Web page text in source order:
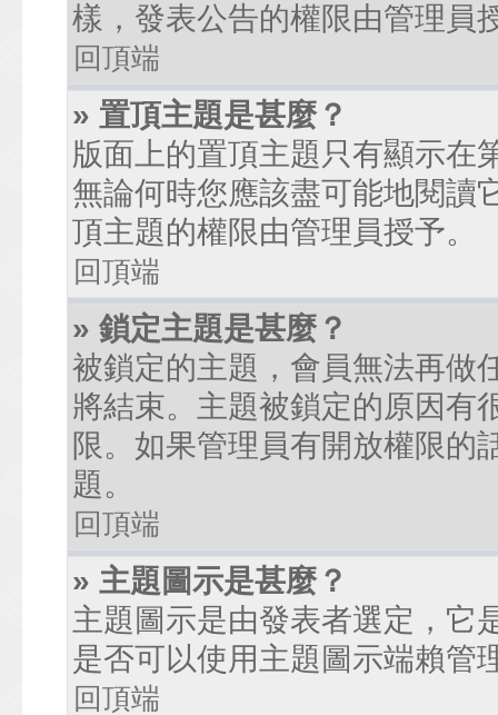
樣，發表公告的權限由管理員
回頂端
» 置頂主題是甚麼？
版面上的置頂主題只有顯示在
無論何時您應該盡可能地閱讀
頂主題的權限由管理員授予。
回頂端
» 鎖定主題是甚麼？
被鎖定的主題，會員無法再做
將結束。主題被鎖定的原因有
限。如果管理員有開放權限的
題。
回頂端
» 主題圖示是甚麼？
主題圖示是由發表者選定，它
是否可以使用主題圖示端賴管
回頂端